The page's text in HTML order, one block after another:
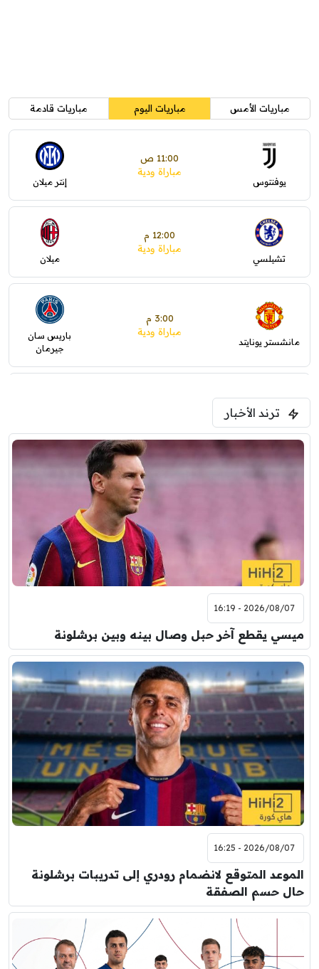
مباريات الأمس مباريات اليوم مباريات قادمة
يوفنتوس
11:00 ص
مباراة ودية
إنتر ميلان
تشيلسي
12:00 م
مباراة ودية
ميلان
مانشستر يونايتد
3:00 م
مباراة ودية
باريس سان
جيرمان
فرينتسفاروشي
مباراة ودية
اودينيزي
8:00 م
مباراة ودية
برشلونة
ترند الأخبار
2026/08/07 - 16:19
ميسي يقطع آخر حبل وصال بينه وبين برشلونة
2026/08/07 - 16:25
الموعد المتوقع لانضمام رودري إلى تدريبات برشلونة
حال حسم الصفقة